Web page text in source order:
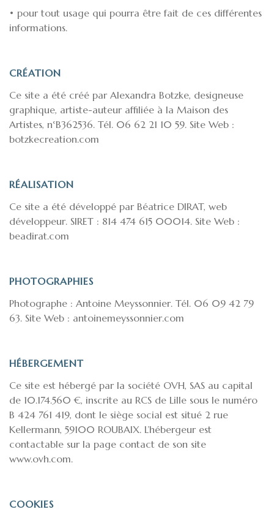
• pour tout usage qui pourra être fait de ces différentes
informations.
CRÉATION
Ce site a été créé par Alexandra Botzke, designeuse
graphique, artiste-auteur affiliée à la Maison des
Artistes, n°B362536. Tél. 06 62 21 10 59. Site Web :
botzkecreation.com
RÉALISATION
Ce site a été développé par Béatrice DIRAT, web
développeur. SIRET : 814 474 615 00014. Site Web :
beadirat.com
PHOTOGRAPHIES
Photographe : Antoine Meyssonnier. Tél. 06 09 42 79
63. Site Web : antoinemeyssonnier.com
HÉBERGEMENT
Ce site est hébergé par la société OVH, SAS au capital
de 10.174.560 €, inscrite au RCS de Lille sous le numéro
B 424 761 419, dont le siège social est situé 2 rue
Kellermann, 59100 ROUBAIX. L’hébergeur est
contactable sur la page contact de son site
www.ovh.com.
COOKIES